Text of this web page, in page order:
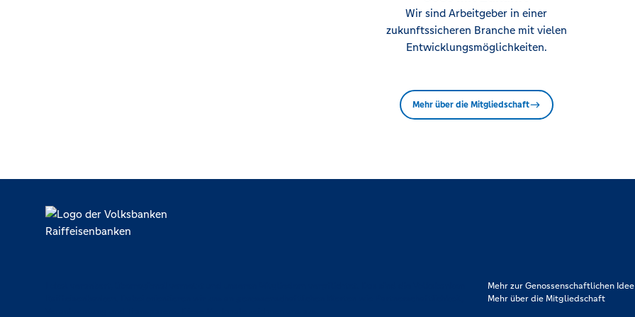
Wir sind Arbeitgeber in einer
zukunftssicheren Branche mit vielen
Entwicklungsmöglichkeiten.
Mehr über die Mitgliedschaft
Mehr zur Genossenschaftlichen Idee
Mehr über die Mitgliedschaft